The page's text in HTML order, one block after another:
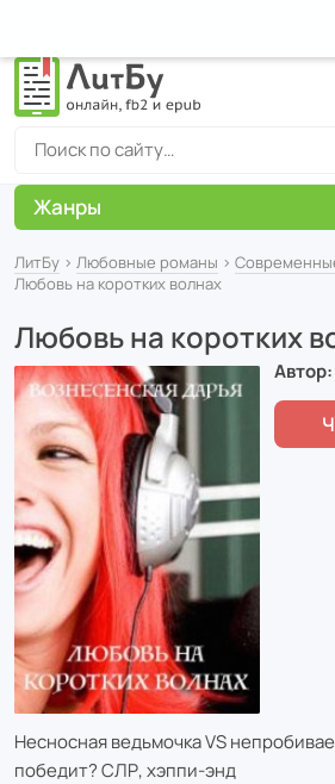
ЛитБу › Любовные романы ›
Любовь на коротких волнах
Любовь на коротких
Автор:
Несносная ведьмочка VS
победит? СЛР, хэппи-энд
Жанры